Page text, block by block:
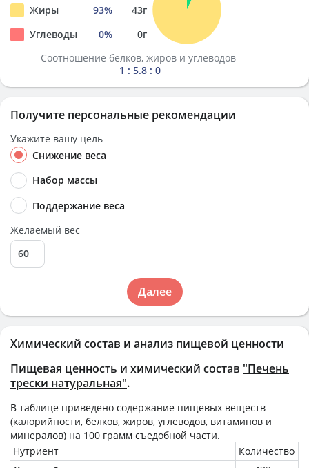
Химический состав и анализ пищевой ценности
Пищевая ценность и химический состав "Печень
трески натуральная".
В таблице приведено содержание пищевых веществ
(калорийности, белков, жиров, углеводов, витаминов и
минералов) на 100 грамм съедобной части.
Нутриент
Количество
Жиры
93% 43г
Углеводы
0% 0г
Соотношение белков, жиров и углеводов
1 : 5.8 : 0
Получите персональные рекомендации
Укажите вашу цель
Снижение веса
Набор массы
Поддержание веса
Желаемый вес
Далее